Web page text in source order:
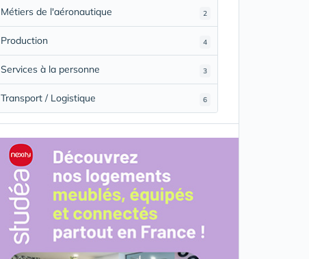
2
Métiers de l'aéronautique
4
Production
3
Services à la personne
6
Transport / Logistique